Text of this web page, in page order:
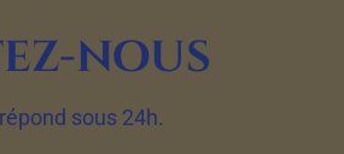
nous
sous 24h.